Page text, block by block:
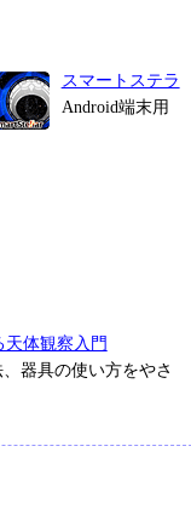
スマートステラ
Android端末用
体観察入門
器具の使い方をやさ